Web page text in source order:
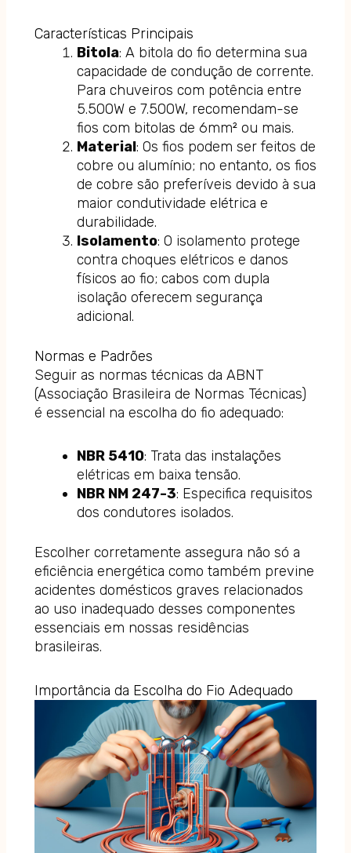
Características Principais
Bitola: A bitola do fio determina sua
capacidade de condução de corrente.
Para chuveiros com potência entre
5.500W e 7.500W, recomendam-se
fios com bitolas de 6mm² ou mais.
Material: Os fios podem ser feitos de
cobre ou alumínio; no entanto, os fios
de cobre são preferíveis devido à sua
maior condutividade elétrica e
durabilidade.
Isolamento: O isolamento protege
contra choques elétricos e danos
físicos ao fio; cabos com dupla
isolação oferecem segurança
adicional.
Normas e Padrões
Seguir as normas técnicas da ABNT
(Associação Brasileira de Normas Técnicas)
é essencial na escolha do fio adequado:
NBR 5410: Trata das instalações
elétricas em baixa tensão.
NBR NM 247-3: Especifica requisitos
dos condutores isolados.
Escolher corretamente assegura não só a
eficiência energética como também previne
acidentes domésticos graves relacionados
ao uso inadequado desses componentes
essenciais em nossas residências
brasileiras.
Importância da Escolha do Fio Adequado